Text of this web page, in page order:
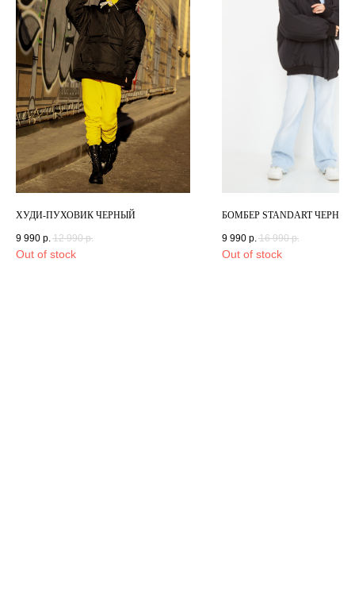
ХУДИ-ПУХОВИК ЧЕРНЫЙ
9 990 р. 12 990 р.
Out of stock
БОМБЕР STANDART ЧЕРНЫЙ
9 990 р. 16 990 р.
Out of stock